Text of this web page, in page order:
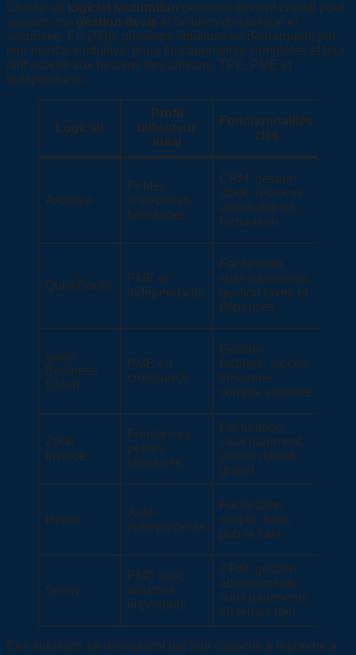
Choisir un logiciel facturation pertinent devient crucial pour
assurer une gestion devis et factures dynamique et
sécurisée. En 2026, plusieurs solutions se démarquent par
leur interface intuitive, leurs fonctionnalités complètes et leur
tarif adapté aux besoins des artisans, TPE, PME et
indépendants.
Logiciel
Profil
utilisateur
idéal
Fonctionnalités
clés
Axonaut
Petites
entreprises,
freelances
CRM, gestion
stock, relances
automatiques,
facturation
QuickBooks
PME et
indépendants
Facturation,
suivi paiements,
gestion taxes et
dépenses
Sage
Business
Cloud
PME en
croissance
Gestion
factures, stocks,
trésorerie,
compta avancée
Zoho
Invoice
Freelances,
petites
structures
Facturation,
suivi paiement,
gestion client,
gratuit
Henrri
Auto-
entrepreneurs
Facturation
simple, sans
pub ni frais
Sellsy
PME avec
volumes
importants
CRM, gestion
abonnements,
suivi paiements
en temps réel
Ces solutions se distinguent par leur capacité à répondre à